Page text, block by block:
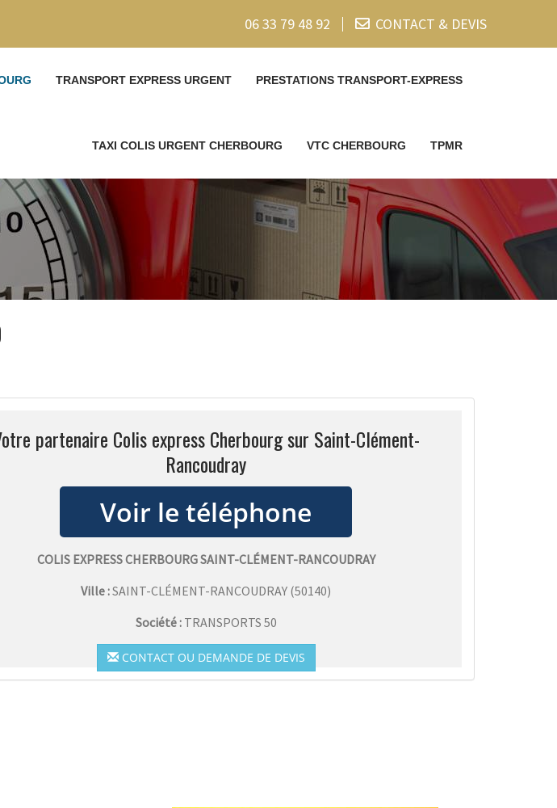
06 33 79 48 92 CONTACT & DEVIS
TRANSPORT EXPRESS URGENT PRESTATIONS TRANSPORT-EXPRESS
TAXI COLIS URGENT CHERBOURG VTC CHERBOURG TPMR
partenaire Colis express Cherbourg sur Saint-Clément-
Rancoudray
COLIS EXPRESS CHERBOURG SAINT-CLÉMENT-RANCOUDRAY
Ville :SAINT-CLÉMENT-RANCOUDRAY (50140)
Société : TRANSPORTS 50
CONTACT OU DEMANDE DE DEVIS